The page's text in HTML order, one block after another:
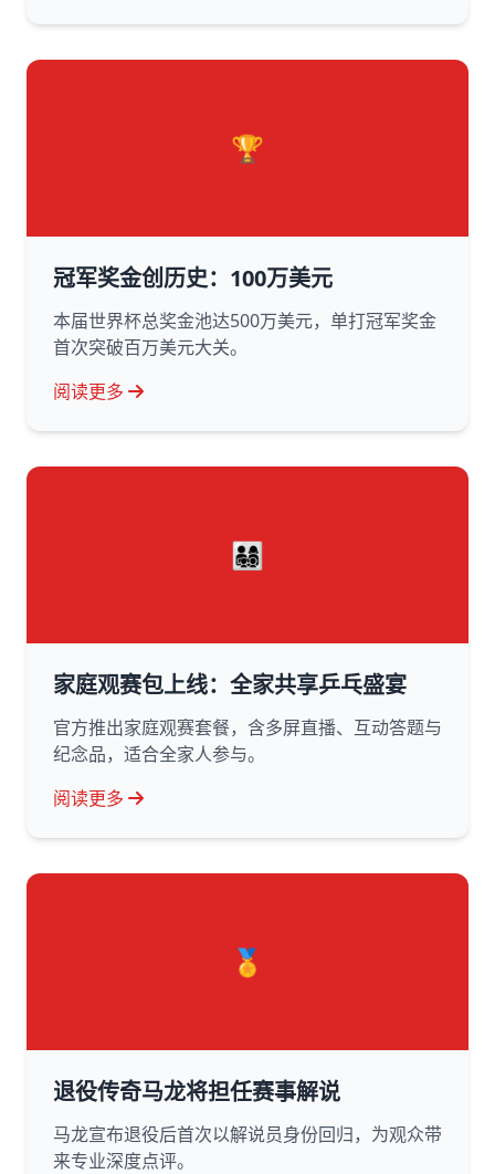
🏆
冠军奖金创历史：100万美元
本届世界杯总奖金池达500万美元，单打冠军奖金
首次突破百万美元大关。
阅读更多
👨‍👩‍👧‍👦
家庭观赛包上线：全家共享乒乓盛宴
官方推出家庭观赛套餐，含多屏直播、互动答题与
纪念品，适合全家人参与。
阅读更多
🏅
退役传奇马龙将担任赛事解说
马龙宣布退役后首次以解说员身份回归，为观众带
来专业深度点评。